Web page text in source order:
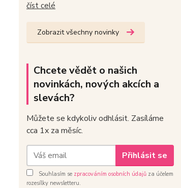
číst celé
Zobrazit všechny novinky
Chcete vědět o našich
novinkách, nových akcích a
slevách?
Můžete se kdykoliv odhlásit. Zasíláme
cca 1x za měsíc.
Přihlásit se
Souhlasím se zpracováním osobních údajů za účelem
rozesílky newsletteru.